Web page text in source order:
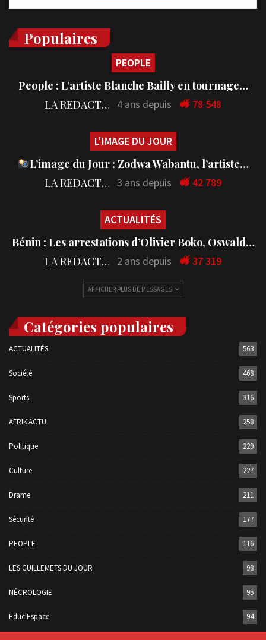
Populaires
PEOPLE
People : L’artiste Blanche Bailly en tournage…
LA REDACTION 4 ans depuis 78 548
L'IMAGE DU JOUR
L’image du Jour : Zodwa Wabantu, l’artiste…
LA REDACTION 3 ans depuis 42 789
ACTUALITÉS
Bénin : Les arrestations d’Olivier Boko, Oswald…
LA REDACTION 2 ans depuis 37 319
AFFICHER PLUS DE MESSAGES
Catégories populaires
ACTUALITÉS 563
Société 468
Sports 316
AFRIK'ACTU 258
Politique 229
Culture 227
Drame 211
Sécurité 177
PEOPLE 116
LES GUILLEMETS DU JOUR 98
NÉCROLOGIE 95
Educ'Espace 94